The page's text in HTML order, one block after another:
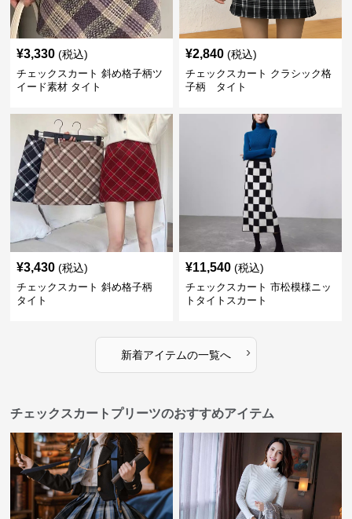
¥3,330 (税込)
チェックスカート 斜め格子柄ツ
イード素材 タイト
¥2,840 (税込)
チェックスカート クラシック格
子柄 タイト
¥3,430 (税込)
チェックスカート 斜め格子柄
タイト
¥11,540 (税込)
チェックスカート 市松模様ニッ
トタイトスカート
新着アイテムの一覧へ ›
チェックスカートプリーツのおすすめアイテム